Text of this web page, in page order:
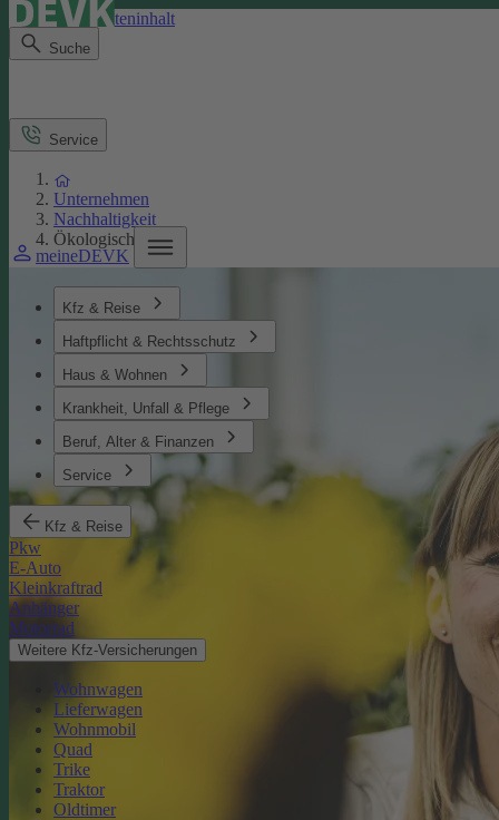
Direkt zum Seiteninhalt
Suche
meineDEVK
Kfz & Reise
Haftpflicht & Rechtsschutz
Haus & Wohnen
Krankheit, Unfall & Pflege
Beruf, Alter & Finanzen
Service
Kfz & Reise
Pkw
E-Auto
Kleinkraftrad
Anhänger
Motorrad
Weitere Kfz-Versicherungen
Wohnwagen
Lieferwagen
Wohnmobil
Quad
Trike
Traktor
Oldtimer
Service
Unternehmen
Nachhaltigkeit
Ökologisches